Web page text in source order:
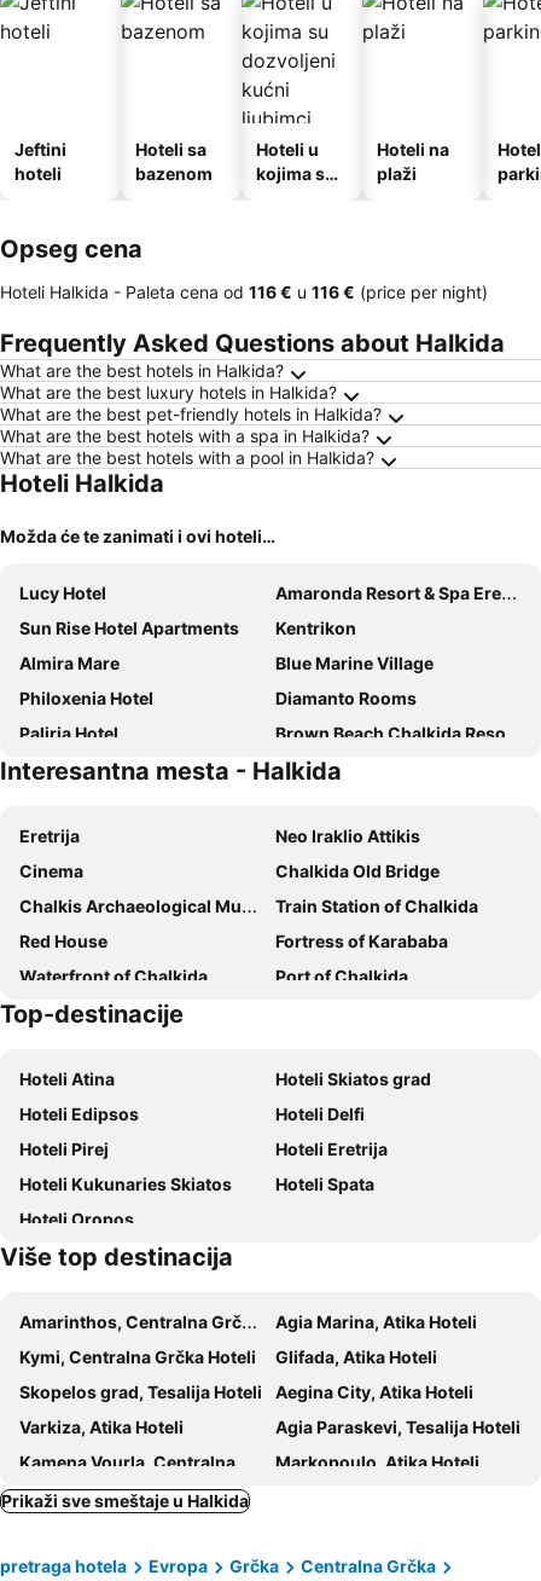
Jeftini
hoteli
Hoteli sa
bazenom
Hoteli u
kojima su
Hoteli na
plaži
Opseg cena
Hoteli Halkida - Paleta cena od ‎116 € u ‎116 € (price per night)
Frequently Asked Questions about Halkida
What are the best hotels in Halkida?
What are the best luxury hotels in Halkida?
What are the best pet-friendly hotels in Halkida?
What are the best hotels with a spa in Halkida?
What are the best hotels with a pool in Halkida?
Hoteli Halkida
Možda će te zanimati i ovi hoteli…
Lucy Hotel
Amaronda Resort & Spa Eretria
Sun Rise Hotel Apartments
Kentrikon
Almira Mare
Blue Marine Village
Philoxenia Hotel
Diamanto Rooms
Paliria Hotel
Brown Beach Chalkida Resort, a member of Brown Hotels
Anthidon Estate
Hotel Saint Minas Beach
Interesantna mesta - Halkida
Eretrija
Neo Iraklio Attikis
Cinema
Chalkida Old Bridge
Chalkis Archaeological Museum
Train Station of Chalkida
Red House
Fortress of Karababa
Waterfront of Chalkida
Port of Chalkida
Kourenti Beach
Island of Dreams
Malakonta
The Tower of Kanaris
Panagia of Hiliadou
Top-destinacije
Hoteli Atina
Hoteli Skiatos grad
Hoteli Edipsos
Hoteli Delfi
Hoteli Pirej
Hoteli Eretrija
Hoteli Kukunaries Skiatos
Hoteli Spata
Hoteli Oropos
Više top destinacija
Amarinthos, Centralna Grčka Hoteli
Agia Marina, Atika Hoteli
Kymi, Centralna Grčka Hoteli
Glifada, Atika Hoteli
Skopelos grad, Tesalija Hoteli
Aegina City, Atika Hoteli
Varkiza, Atika Hoteli
Agia Paraskevi, Tesalija Hoteli
Kamena Vourla, Centralna Grčka Hoteli
Markopoulo, Atika Hoteli
Marmari, Centralna Grčka Hoteli
Troulos, Tesalija Hoteli
Ksilokastron, Peloponez Hoteli
Prikaži sve smeštaje u Halkida
pretraga hotela Evropa Grčka
Centralna Grčka